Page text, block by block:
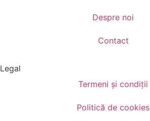
Despre noi
Contact
Legal
Termeni și condiții
Politică de cookies